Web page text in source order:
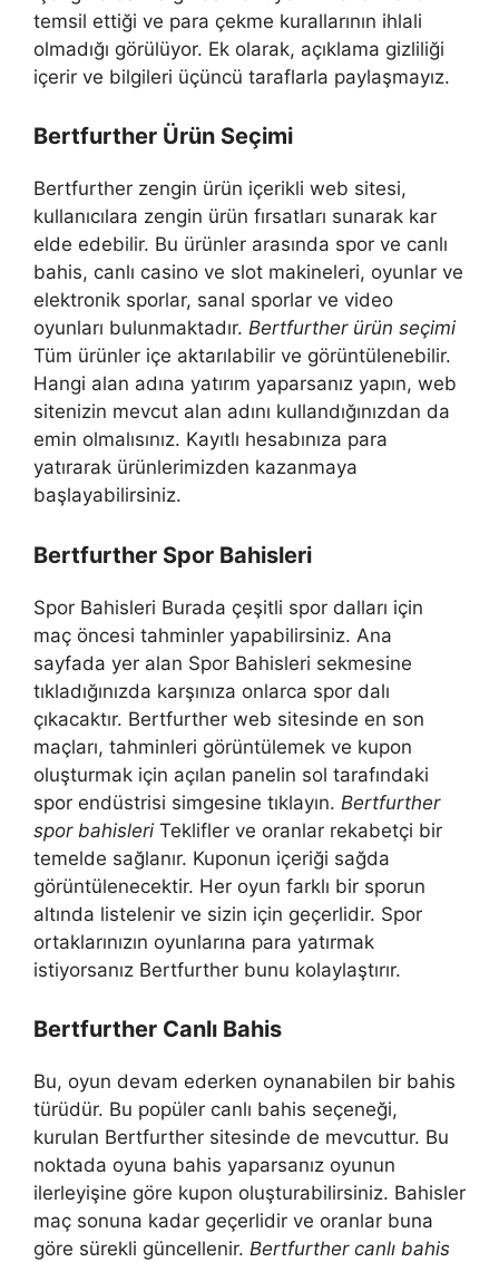
temsil ettiği ve para çekme kurallarının ihlali
olmadığı görülüyor. Ek olarak, açıklama gizliliği
içerir ve bilgileri üçüncü taraflarla paylaşmayız.
Bertfurther Ürün Seçimi
Bertfurther zengin ürün içerikli web sitesi,
kullanıcılara zengin ürün fırsatları sunarak kar
elde edebilir. Bu ürünler arasında spor ve canlı
bahis, canlı casino ve slot makineleri, oyunlar ve
elektronik sporlar, sanal sporlar ve video
oyunları bulunmaktadır. Bertfurther ürün seçimi
Tüm ürünler içe aktarılabilir ve görüntülenebilir.
Hangi alan adına yatırım yaparsanız yapın, web
sitenizin mevcut alan adını kullandığınızdan da
emin olmalısınız. Kayıtlı hesabınıza para
yatırarak ürünlerimizden kazanmaya
başlayabilirsiniz.
Bertfurther Spor Bahisleri
Spor Bahisleri Burada çeşitli spor dalları için
maç öncesi tahminler yapabilirsiniz. Ana
sayfada yer alan Spor Bahisleri sekmesine
tıkladığınızda karşınıza onlarca spor dalı
çıkacaktır. Bertfurther web sitesinde en son
maçları, tahminleri görüntülemek ve kupon
oluşturmak için açılan panelin sol tarafındaki
spor endüstrisi simgesine tıklayın. Bertfurther
spor bahisleri Teklifler ve oranlar rekabetçi bir
temelde sağlanır. Kuponun içeriği sağda
görüntülenecektir. Her oyun farklı bir sporun
altında listelenir ve sizin için geçerlidir. Spor
ortaklarınızın oyunlarına para yatırmak
istiyorsanız Bertfurther bunu kolaylaştırır.
Bertfurther Canlı Bahis
Bu, oyun devam ederken oynanabilen bir bahis
türüdür. Bu popüler canlı bahis seçeneği,
kurulan Bertfurther sitesinde de mevcuttur. Bu
noktada oyuna bahis yaparsanız oyunun
ilerleyişine göre kupon oluşturabilirsiniz. Bahisler
maç sonuna kadar geçerlidir ve oranlar buna
göre sürekli güncellenir. Bertfurther canlı bahis